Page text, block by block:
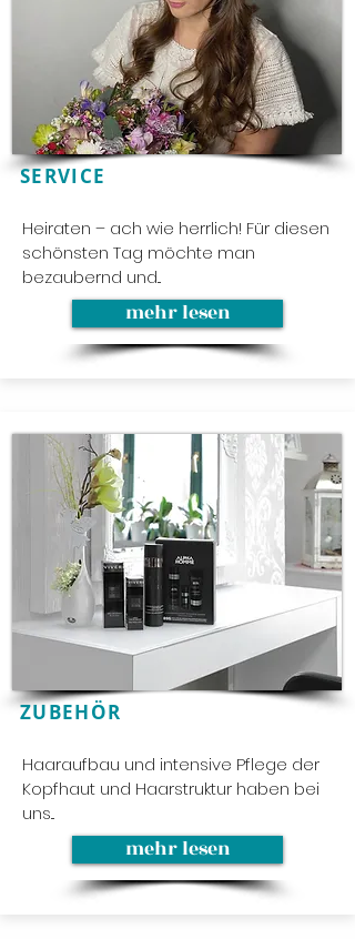
SERVICE
Heiraten – ach wie herrlich! Für diesen
schönsten Tag möchte man
bezaubernd und...
mehr lesen
ZUBEHÖR
Haaraufbau und intensive Pflege der
Kopfhaut und Haarstruktur haben bei
uns...
mehr lesen